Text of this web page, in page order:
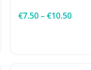
€7.50–€10.50